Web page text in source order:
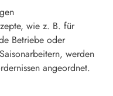
wie z. B. für
Betriebe oder
werden
angeordnet.